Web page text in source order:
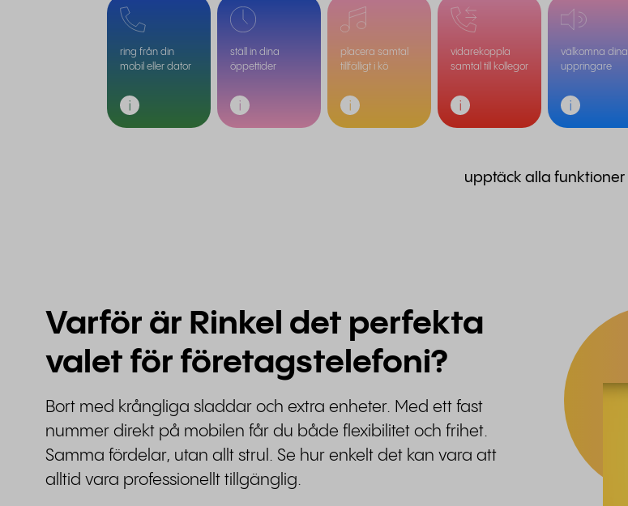
ring från din
mobil eller dator
ställ in dina
öppettider
placera samtal
tillfälligt i kö
vidarekoppla
samtal till kollegor
välkomna dina
uppringare
upptäck alla funktioner
Varför är Rinkel det perfekta
valet för företagstelefoni?
Bort med krångliga sladdar och extra enheter. Med ett fast
nummer direkt på mobilen får du både flexibilitet och frihet.
Samma fördelar, utan allt strul. Se hur enkelt det kan vara att
alltid vara professionellt tillgänglig.